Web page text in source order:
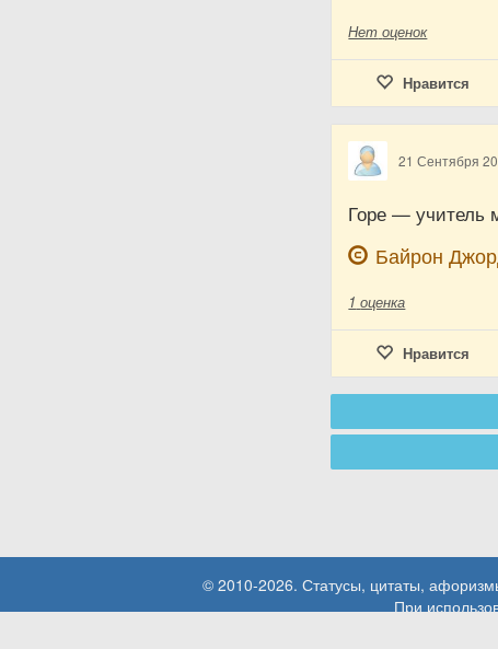
Нет оценок
Нравится
21 Сентября
Горе — учитель
Байрон
1 оценка
Нравится
© 2010-2026. Статусы, цитаты,
При